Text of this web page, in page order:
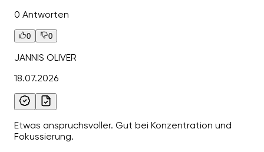
0 Antworten
0 0
JANNIS OLIVER
18.07.2026
Etwas anspruchsvoller. Gut bei Konzentration und
Fokussierung.